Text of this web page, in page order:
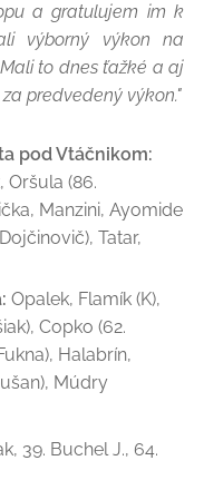
a gratulujem im k
výborný výkon na
to dnes ťažké a aj
predvedený výkon."
pod Vtáčnikom:
Oršula (86.
Manzini, Ayomide
Tatar,
Opalek, Flamík (K),
Copko (62.
Halabrín,
Múdry
39. Buchel J., 64.